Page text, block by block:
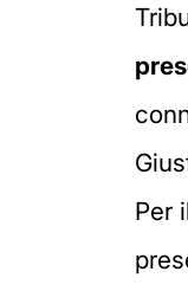
Per